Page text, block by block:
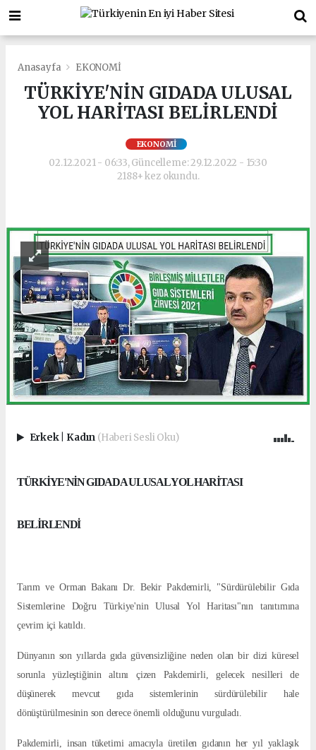
Anasayfa EKONOMİ
TÜRKİYE'NİN GIDADA ULUSAL
YOL HARİTASI BELİRLENDİ
EKONOMİ
02.12.2021 - 06:33, Güncelleme: 29.12.2022 - 15:30
2188+ kez okundu.
Erkek Kadın (Haberi Sesli Oku)
TÜRKİYE'NİN GIDADA ULUSAL YOL HARİTASI
BELİRLENDİ
Tarım ve Orman Bakanı Dr. Bekir Pakdemirli, "Sürdürülebilir Gıda
Sistemlerine Doğru Türkiye'nin Ulusal Yol Haritası"nın tanıtımına
çevrim içi katıldı.
Dünyanın son yıllarda gıda güvensizliğine neden olan bir dizi küresel
sorunla yüzleştiğinin altını çizen Pakdemirli, gelecek nesilleri de
düşünerek mevcut gıda sistemlerinin sürdürülebilir hale
dönüştürülmesinin son derece önemli olduğunu vurguladı.
Pakdemirli, insan tüketimi amacıyla üretilen gıdanın her yıl yaklaşık